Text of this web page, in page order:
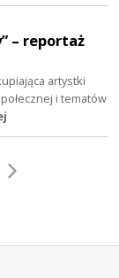
– reportaż
artystki
i tematów